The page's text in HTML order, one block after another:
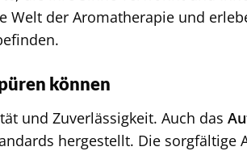
Welt der Aromatherapie und
können
und Zuverlässigkeit. Auch das
hergestellt. Die